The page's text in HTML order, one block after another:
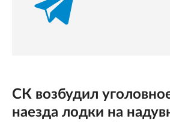
СК возбудил
наезда лодки на